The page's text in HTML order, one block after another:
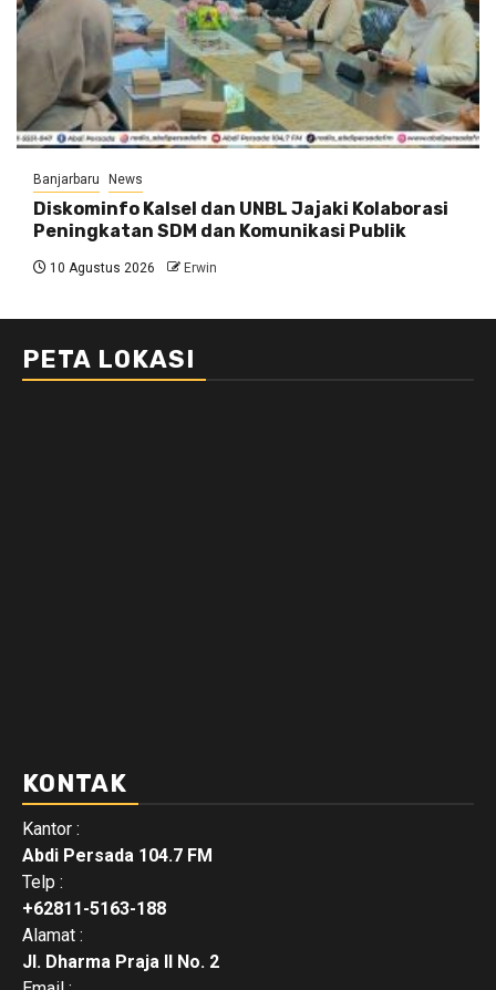
Banjarbaru News
Diskominfo Kalsel dan UNBL Jajaki Kolaborasi
Peningkatan SDM dan Komunikasi Publik
10 Agustus 2026 Erwin
PETA LOKASI
KONTAK
Kantor :
Abdi Persada 104.7 FM
Telp :
+62811-5163-188
Alamat :
Jl. Dharma Praja II No. 2